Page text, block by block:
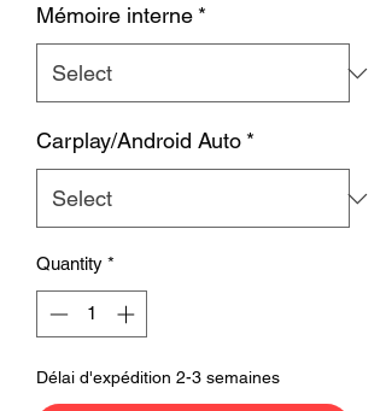
Mémoire interne *
Carplay/Android Auto *
Quantity *
Délai d'expédition 2-3 semaines